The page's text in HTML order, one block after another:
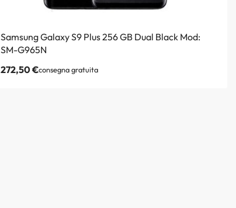
Samsung Galaxy S9 Plus 256 GB Dual Black Mod:
SM-G965N
272,50€consegna gratuita